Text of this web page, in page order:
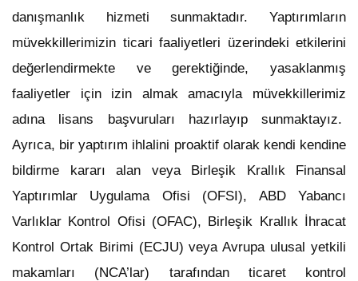
danışmanlık hizmeti sunmaktadır. Yaptırımların
müvekkillerimizin ticari faaliyetleri üzerindeki etkilerini
değerlendirmekte ve gerektiğinde, yasaklanmış
faaliyetler için izin almak amacıyla müvekkillerimiz
adına lisans başvuruları hazırlayıp sunmaktayız.
Ayrıca, bir yaptırım ihlalini proaktif olarak kendi kendine
bildirme kararı alan veya Birleşik Krallık Finansal
Yaptırımlar Uygulama Ofisi (OFSI), ABD Yabancı
Varlıklar Kontrol Ofisi (OFAC), Birleşik Krallık İhracat
Kontrol Ortak Birimi (ECJU) veya Avrupa ulusal yetkili
makamları (NCA’lar) tarafından ticaret kontrol